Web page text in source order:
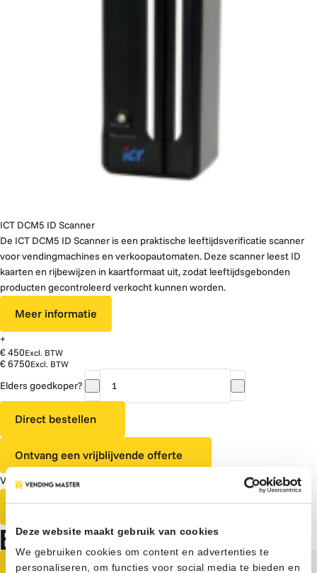
Deze website maakt gebruik van cookies
We gebruiken cookies om content en advertenties te
personaliseren, om functies voor social media te bieden en
ICT DCM5 ID Scanner
De ICT DCM5 ID Scanner is een praktische leeftijdsverificatie scanner
voor vendingmachines en verkoopautomaten. Deze scanner leest ID
kaarten en rijbewijzen in kaartformaat uit, zodat leeftijdsgebonden
producten gecontroleerd verkocht kunnen worden.
Meer informatie
+
€ 450Excl. BTW
€ 6750Excl. BTW
Elders goedkoper?
Vendo
snack
Design
Touch
|
aantal
Direct bestellen
Ontvang een vrijblijvende offerte
Vrijblijvend advies van onze experts?
Neem contact op
BEKIJK OOK ONZE ANDERE PRODUCTEN